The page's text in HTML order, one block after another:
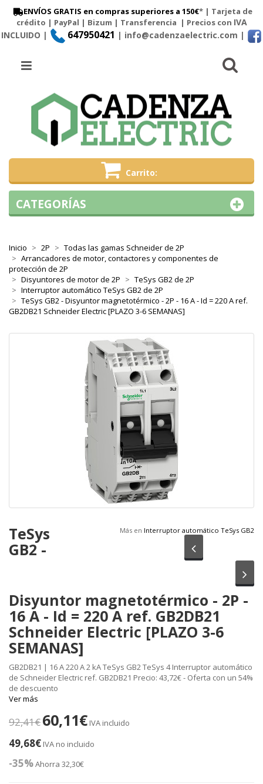
ENVÍOS GRATIS en compras superiores a 150€* | Tarjeta de
crédito | PayPal | Bizum | Transferencia | Precios con IVA
INCLUIDO |
647950421 | info@cadenzaelectric.com |
Carrito
Menú
Inicio 2P
Todas las gamas Schneider de 2P
Arrancadores de motor, contactores y componentes de
protección de 2P
Disyuntores de motor de 2P
TeSys GB2 de 2P
Interruptor automático TeSys GB2 de 2P
TeSys GB2 - Disyuntor magnetotérmico - 2P - 16 A - Id = 220 A ref.
GB2DB21 Schneider Electric [PLAZO 3-6 SEMANAS]
Más en Interruptor automático TeSys GB2
Anterior
TeSys
GB2 -
Disyuntor magnetotérmico - 2P -
16 A - Id = 220 A ref. GB2DB21
Schneider Electric [PLAZO 3-6
SEMANAS]
GB2DB21 | 16 A 220 A 2 kA TeSys GB2 TeSys 4 Interruptor automático
de Schneider Electric ref. GB2DB21 Precio: 43,72€ - Oferta con un 54%
de descuento
Ver más
92,41€60,11€ IVA incluido
49,68€ IVA no incluido
-35%Ahorra 32,30€
CATEGORÍAS